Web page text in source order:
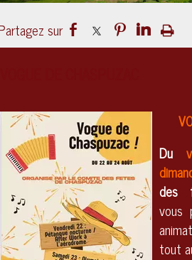
Du
des
vous
tout